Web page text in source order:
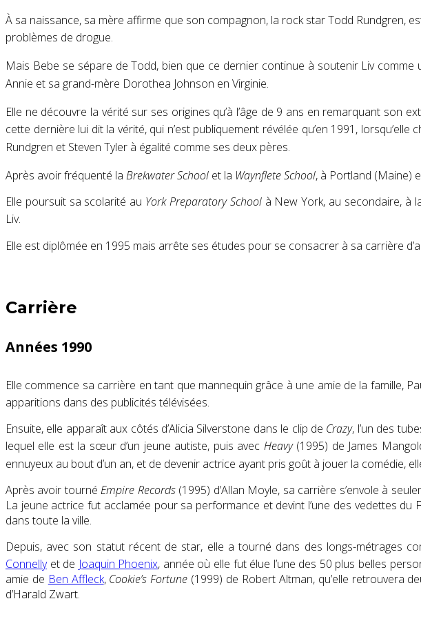
À sa naissance, sa mère affirme que son compagnon, la rock star Todd Rundgren,
problèmes de drogue.
Mais Bebe se sépare de Todd, bien que ce dernier continue à soutenir Liv comme
Annie et sa grand-mère Dorothea Johnson en Virginie.
Elle ne découvre la vérité sur ses origines qu’à l’âge de 9 ans en remarquant son
cette dernière lui dit la vérité, qui n’est publiquement révélée qu’en 1991,
Rundgren et Steven Tyler à égalité comme ses deux pères.
Après avoir fréquenté la Brekwater School et la Waynflete School, à Portland (Maine)
Elle poursuit sa scolarité au York Preparatory Schoolà New York, au secondaire, à
Liv.
Elle est diplômée en 1995 mais arrête ses études pour se consacrer à sa carrière
Carrière
Années 1990
Elle commence sa carrière en tant que mannequin grâce à une amie de la famille,
apparitions dans des publicités télévisées.
Ensuite, elle apparaît aux côtés d’Alicia Silverstone dans le clip de Crazy, l’un des
lequel elle est la sœur d’un jeune autiste, puis avec Heavy(1995) de James
ennuyeux au bout d’un an, et de devenir actrice ayant pris goût à jouer la comédie,
Après avoir tournéEmpire Records(1995) d’Allan Moyle, sa carrière s’envole à
La jeune actrice fut acclamée pour sa performance et devint l’une des vedettes
dans toute la ville.
Depuis, avec son statut récent de star, elle a tourné dans des longs-métrages
Connellyet de Joaquin Phoenix, année où elle fut élue l’une des 50 plus belles
amie de Ben Affleck, Cookie’s Fortune (1999) de Robert Altman, qu’elle retrouvera
d’Harald Zwart.